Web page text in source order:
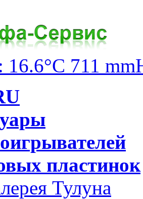
16.6°C 711
пластинок
Тулуна